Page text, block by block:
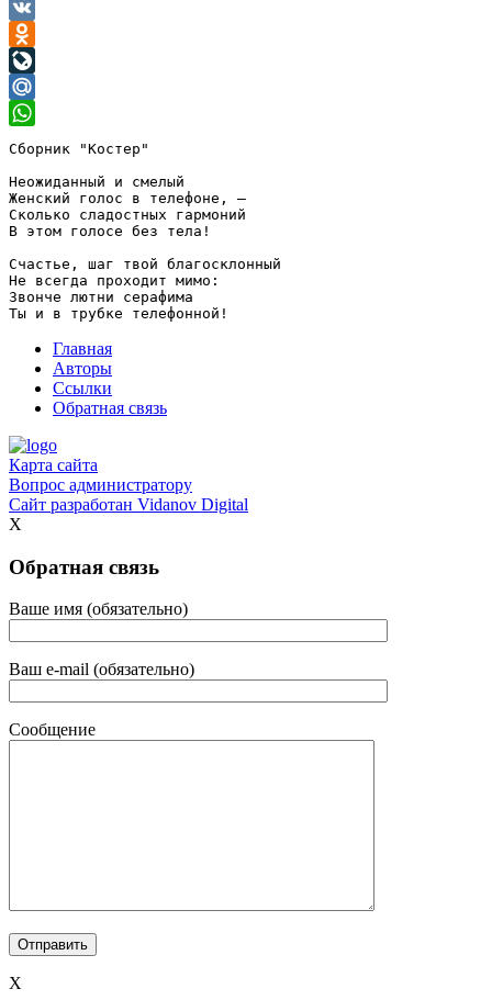
Email
VK
Odnoklassniki
LiveJournal
Mail.Ru
WhatsApp
Сборник "Костер"
Неожиданный и смелый
Женский голос в телефоне, —
Сколько сладостных гармоний
В этом голосе без тела!
Счастье, шаг твой благосклонный
Не всегда проходит мимо:
Звонче лютни серафима
Главная
Авторы
Ссылки
Обратная связь
Карта сайта
Вопрос администратору
Сайт разработан Vidanov Digital
X
Обратная связь
Ваше имя (обязательно)
Ваш e-mail (обязательно)
Сообщение
X